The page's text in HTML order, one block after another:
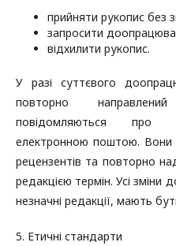
прийняти рукопис без
запросити
відхилити рукопис.
У разі суттєвого
повторно
повідомляються про
електронною поштою. Вони
рецензентів та повторно
редакцією термін. Усі зміни
незначні редакції, мають
5. Етичні стандарти